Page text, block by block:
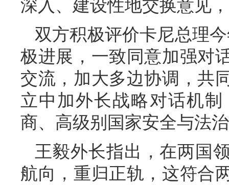
深入、建设性地交换意见
双方积极评价卡尼总理
极进展，一致同意加强对
交流，加大多边协调，共
立中加外长战略对话机
商、高级别国家安全与法
王毅外长指出，在两国
航向，重归正轨，这符合